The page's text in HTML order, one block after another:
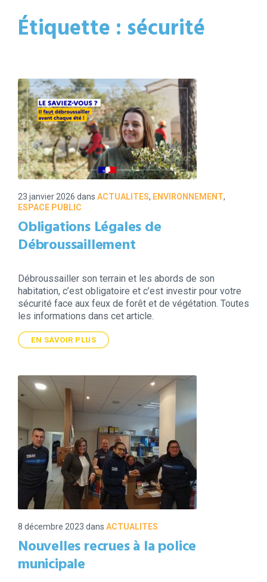
Étiquette : sécurité
23 janvier 2026 dans ACTUALITES, ENVIRONNEMENT,
ESPACE PUBLIC
Obligations Légales de
Débroussaillement
Débroussailler son terrain et les abords de son
habitation, c’est obligatoire et c’est investir pour votre
sécurité face aux feux de forêt et de végétation. Toutes
les informations dans cet article.
EN SAVOIR PLUS
8 décembre 2023 dans ACTUALITES
Nouvelles recrues à la police
municipale